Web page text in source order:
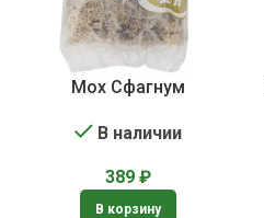
Мох Сфагнум
В наличии
389 ₽
В корзину